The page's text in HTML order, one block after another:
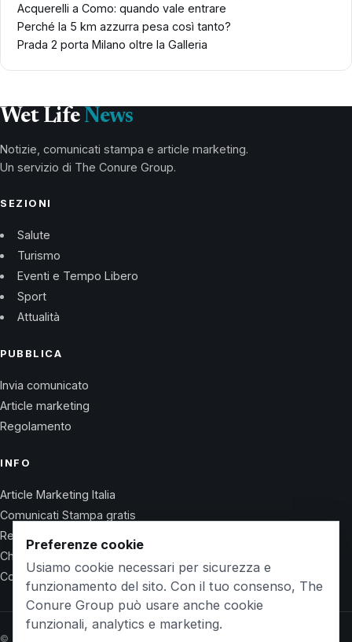
Acquerelli a Como: quando vale entrare
Perché la 5 km azzurra pesa così tanto?
Prada 2 porta Milano oltre la Galleria
Wet Life News
Notizie, comunicati stampa e article marketing.
Un servizio di The Conure Group.
SEZIONI
Salute
Turismo
Eventi e Tempo Libero
Sport
Attualità
PUBBLICA
Invia comunicato
Article marketing
Regolamento
INFO
Article Marketing Italia
Comunicati Stampa gratis
Regolamento
Chi Siamo
Contatti
© 2026 Wet Life News · The Conure Group
Preferenze cookie
Usiamo cookie necessari per sicurezza e
funzionamento del sito. Con il tuo consenso, The
Conure Group può usare anche cookie
funzionali, analytics e marketing.